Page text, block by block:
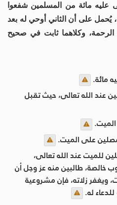
مائة من المسلمين شفعوا
يُحمل على أن الثاني أوحي له بعد
وكلاهما ثابت في صحيح
مائة.
عند الله تعالى، حيث تقبل
على الميت.
للميت عند الله تعالى،
خالصة، طالبين منه عز وجل أن
ويغفر زلاته، فإن مشروعية
له.